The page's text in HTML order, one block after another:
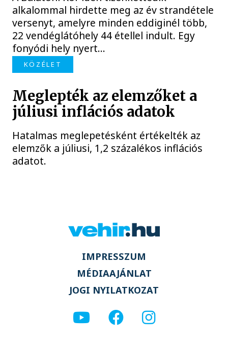
alkalommal hirdette meg az év strandétele
versenyt, amelyre minden eddiginél több,
22 vendéglátóhely 44 étellel indult. Egy
fonyódi hely nyert...
KÖZÉLET
Meglepték az elemzőket a
júliusi inflációs adatok
Hatalmas meglepetésként értékelték az
elemzők a júliusi, 1,2 százalékos inflációs
adatot.
IMPRESSZUM
MÉDIAAJÁNLAT
JOGI NYILATKOZAT